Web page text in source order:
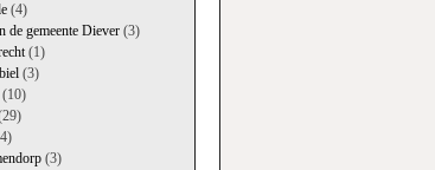
(4)
de gemeente Diever(3)
(1)
(3)
(3)